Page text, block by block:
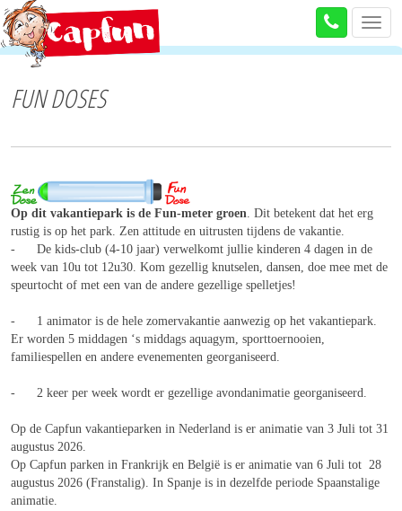
FUN DOSES
Op dit vakantiepark is de Fun-meter groen. Dit betekent dat het erg
rustig is op het park. Zen attitude en uitrusten tijdens de vakantie.
- De kids-club (4-10 jaar) verwelkomt jullie kinderen 4 dagen in de
week van 10u tot 12u30. Kom gezellig knutselen, dansen, doe mee met de
speurtocht of met een van de andere gezellige spelletjes!
- 1 animator is de hele zomervakantie aanwezig op het vakantiepark.
Er worden 5 middagen ‘s middags aquagym, sporttoernooien,
familiespellen en andere evenementen georganiseerd.
- 2 keer per week wordt er gezellige avondanimatie georganiseerd.
Op de Capfun vakantieparken in Nederland is er animatie van 3 Juli tot 31
augustus 2026.
Op Capfun parken in Frankrijk en België is er animatie van 6 Juli tot 28
augustus 2026(Franstalig). In Spanje is in dezelfde periode Spaanstalige
animatie.